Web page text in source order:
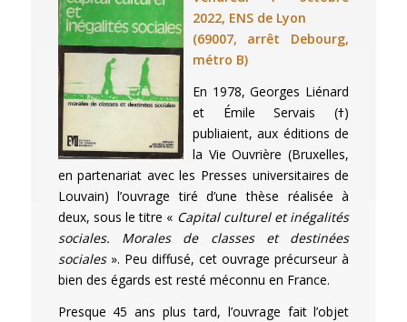
2022, ENS de Lyon
(69007, arrêt Debourg,
métro B)
En 1978, Georges Liénard
et Émile Servais (ߙ)
publiaient, aux éditions de
la Vie Ouvrière (Bruxelles,
en partenariat avec les Presses universitaires de
Louvain) l’ouvrage tiré d’une thèse réalisée à
deux, sous le titre « Capital culturel et inégalités
sociales. Morales de classes et destinées
sociales». Peu diffusé, cet ouvrage précurseur à
bien des égards est resté méconnu en France.
Presque 45 ans plus tard, l’ouvrage fait l’objet